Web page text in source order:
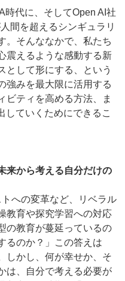
代に、そしてOpen AI社
間を超えるシンギュラリ
。そんななかで、私たち
震えるような感動する新
として形にする、という
強みを最大限に活用する
ビティを高める方法、ま
していくためにできるこ
来から考える自分だけの
への変革など、リベラル
教育や探究学習への対応
の教育が蔓延っているの
るのか？」この答えは
しかし、何が幸せか、そ
は、自分で考える必要が